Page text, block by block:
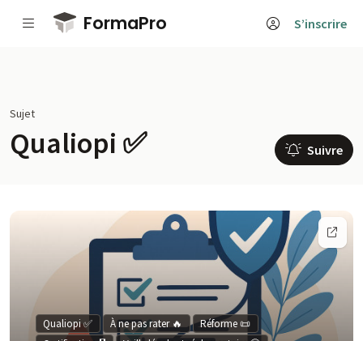
Passer au contenu principal
FormaPro S’inscrire
Sujet
Qualiopi ✅ Suivre
Qualiopi ✅ À ne pas rater 🔥
Réforme 📜